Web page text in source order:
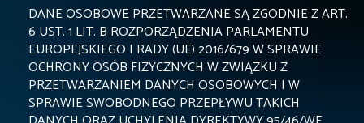
DANE OSOBOWE PRZETWARZANE SĄ ZGODNIE Z ART.
6 UST. 1 LIT. B ROZPORZĄDZENIA PARLAMENTU
EUROPEJSKIEGO I RADY (UE) 2016/679 W SPRAWIE
OCHRONY OSÓB FIZYCZNYCH W ZWIĄZKU Z
PRZETWARZANIEM DANYCH OSOBOWYCH I W
SPRAWIE SWOBODNEGO PRZEPŁYWU TAKICH